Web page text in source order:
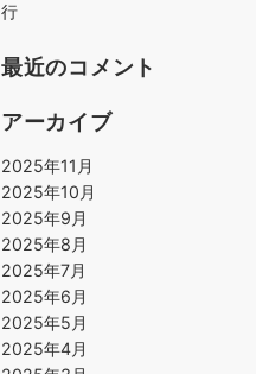
行
最近のコメント
アーカイブ
2025年11月
2025年10月
2025年9月
2025年8月
2025年7月
2025年6月
2025年5月
2025年4月